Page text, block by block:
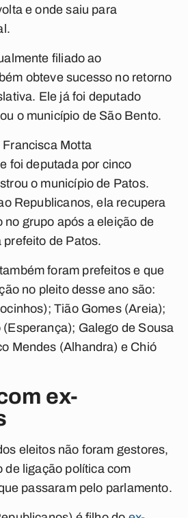
e onde saiu para
filiado ao
obteve sucesso no retorno
Ele já foi deputado
o município de São Bento.
Motta
foi deputada por cinco
o município de Patos.
Republicanos, ela recupera
no grupo após a eleição de
prefeito de Patos.
foram prefeitos e que
no pleito desse ano são:
Tião Gomes (Areia);
Galego de Sousa
Mendes (Alhandra) e Chió
ex-
eleitos não foram gestores,
de ligação política com
passaram pelo parlamento.